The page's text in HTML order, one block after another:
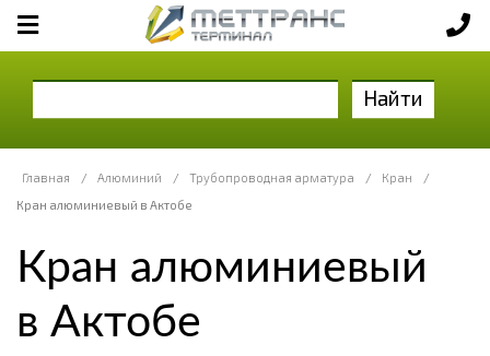
Найти
Главная / Алюминий / Трубопроводная арматура / Кран
/
Кран алюминиевый в Актобе
Кран алюминиевый
в Актобе